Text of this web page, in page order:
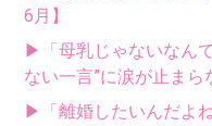
6月】
▶「母乳じゃないなん
ない一言”に涙が止まら
▶「離婚したいんだよ